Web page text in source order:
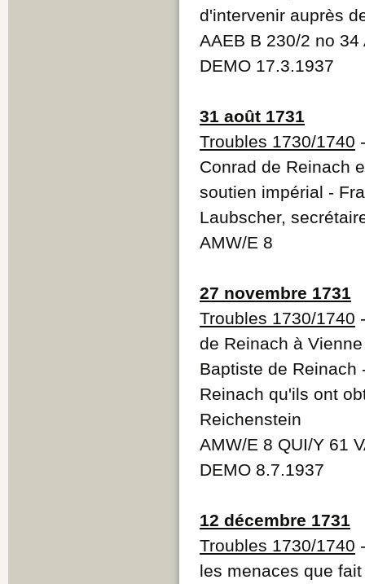
d'intervenir auprès
AAEB B 230/2 no
DEMO 17.3.1937
31 août 1731
Troubles 1730/1740
Conrad de Reinach
soutien impérial -
Laubscher,
AMW/E 8
27 novembre 1731
Troubles 1730/1740
de Reinach à
Baptiste de Reinach
Reinach qu'ils ont
Reichenstein
AMW/E 8 QUI/Y 61
DEMO 8.7.1937
12 décembre 1731
Troubles 1730/1740
les menaces que